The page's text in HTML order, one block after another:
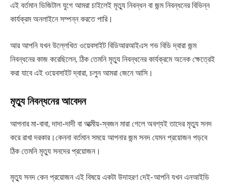
এই বর্তমান ডিজিটাল যুগে আমরা চাইলেই মৃত্যু নিবন্ধন বা জন্ম নিবন্ধনের বিভিন্ন
কার্যক্রম অনলাইনে সম্পন্ন করতে পারি।
আর আপনি যখন উল্লেখিত ওয়েবসাইট বিডিআরআইএস গভ বিডি দ্বারা জন্ম
নিবন্ধনের কাজ করেছিলেন, ঠিক তেমনি মৃত্যু নিবন্ধনের কার্যক্রমে অনেক ক্ষেত্রেই
করা যাবে এই ওয়েবসাইট দ্বারা, চলুন আমরা জেনে আসি।
মৃত্যু নিবন্ধনের আবেদন
আপনার মা-বাবা, দাদা-দাদী বা আত্মীয়-স্বজন মারা গেলে অবশ্যই তাদের মৃত্যু সনদ
করে রাখা দরকার।কেননা বর্তমান সময়ে আপনার জন্ম সনদ যেমন প্রয়োজন পড়বে
ঠিক তেমনি মৃত্যু সনদের প্রয়োজন।
মৃত্যু সনদ কেন প্রয়োজন এই বিষয়ে একটা উদাহরণ দেই- আপনি যখন এনআইডি